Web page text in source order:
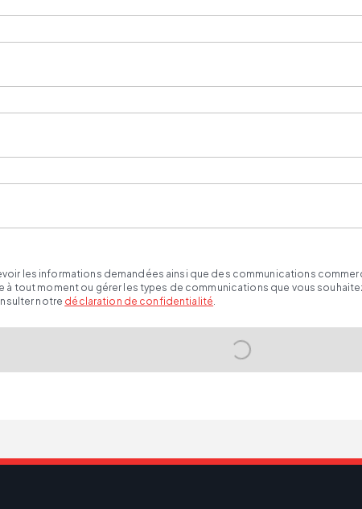
les informations demandées ainsi que des communications
tout moment ou gérer les types de communications que vous
notre déclaration de confidentialité.